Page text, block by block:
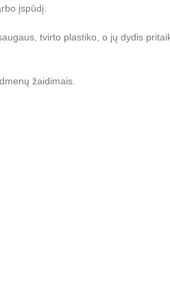
įspūdį.
tvirto plastiko, o jų dydis
žaidimais.